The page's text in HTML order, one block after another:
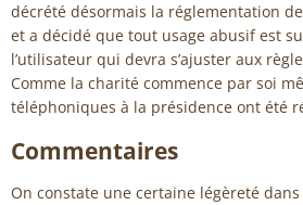
décrété désormais la réglementation
et a décidé que tout usage abusif est
l’utilisateur qui devra s’ajuster aux
Comme la charité commence par soi
téléphoniques à la présidence ont été
Commentaires
On constate une certaine légèreté